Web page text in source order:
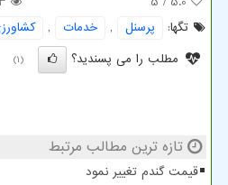
تگها:
پرسنل , خدمات ,
مطلب را می پسندید؟
(1)
تازه ترین مطالب مرتبط
قیمت گندم تغییر نمود